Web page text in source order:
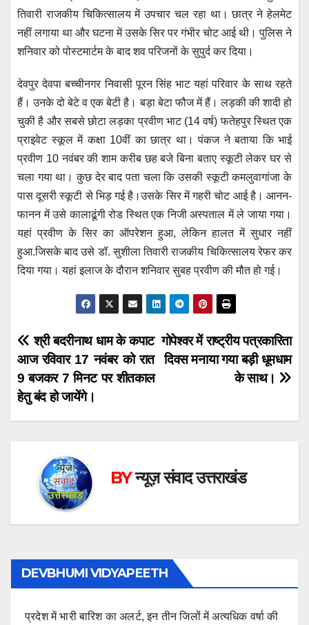
p
p
o
o
k
g
er
m
तिवारी राजकीय चिकित्सालय में उपचार चल रहा था। छात्र ने हेलमेट
नहीं लगाया था और घटना में उसके सिर पर गंभीर चोट आई थी। पुलिस ने
शनिवार को पोस्टमार्टम के बाद शव परिजनों के सुपुर्द कर दिया।
देवपुर देवपा बच्चीनगर निवासी पूरन सिंह भाट यहां परिवार के साथ रहते
हैं। उनके दो बेटे व एक बेटी है। बड़ा बेटा फौज में हैं। लड़की की शादी हो
चुकी है और सबसे छोटा लड़का प्रवीण भाट (14 वर्ष) फतेहपुर स्थित एक
प्राइवेट स्कूल में कक्षा 10वीं का छात्र था। पंकज ने बताया कि भाई
प्रवीण 10 नवंबर की शाम करीब छह बजे बिना बताए स्कूटी लेकर घर से
चला गया था। कुछ देर बाद पता चला कि उसकी स्कूटी कमलुवागांजा के
पास दूसरी स्कूटी से भिड़ गई है।उसके सिर में गहरी चोट आई है। आनन-
फानन में उसे कालाढूंगी रोड स्थित एक निजी अस्पताल में ले जाया गया।
यहां प्रवीण के सिर का ऑपरेशन हुआ, लेकिन हालत में सुधार नहीं
हुआ.जिसके बाद उसे डॉ. सुशीला तिवारी राजकीय चिकित्सालय रेफर कर
दिया गया। यहां इलाज के दौरान शनिवार सुबह प्रवीण की मौत हो गई।
Post
navigation
गोपेश्वर में राष्ट्रीय पत्रकारिता
दिवस मनाया गया बड़ी धूमधाम
के साथ।
श्री बदरीनाथ धाम के कपाट
आज रविवार 17 नवंबर को रात
9 बजकर 7 मिनट पर शीतकाल
हेतु बंद हो जायेंगे।
BYन्यूज़ संवाद उत्तराखंड
DEVBHUMI VIDYAPEETH
प्रदेश में भारी बारिश का अलर्ट, इन तीन जिलों में अत्यधिक वर्षा की